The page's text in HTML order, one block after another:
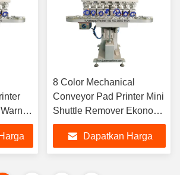
8 Color Mechanical
Conveyor Pad Printer Mini
Shuttle Remover Ekonomi
Eraser Pad Mesin
Pencetakan Untuk Frame
Optik Mainan
Dapatkan Harga